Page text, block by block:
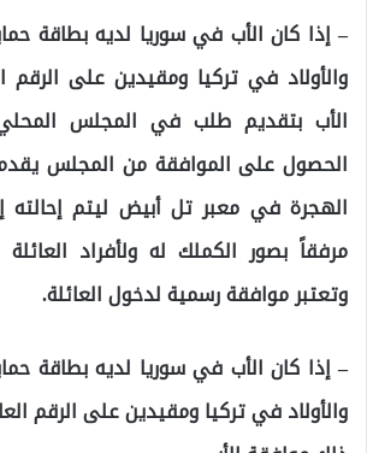
والأولاد في تركيا ومقيدين على الرقم
الأب بتقديم طلب في المجلس
الحصول على الموافقة من المجلس
الهجرة في معبر تل أبيض ليتم إحالته
مرفقاً بصور الكملك له ولأفراد
وتعتبر موافقة رسمية لدخول العائلة.
والأولاد في تركيا ومقيدين على الرقم